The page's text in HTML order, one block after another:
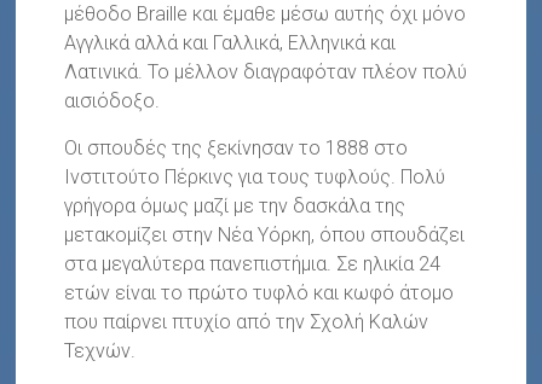
μέθοδο Braille και έμαθε μέσω αυτής όχι μόνο
Αγγλικά αλλά και Γαλλικά, Ελληνικά και
Λατινικά. Το μέλλον διαγραφόταν πλέον πολύ
αισιόδοξο.
Οι σπουδές της ξεκίνησαν το 1888 στο
Ινστιτούτο Πέρκινς για τους τυφλούς. Πολύ
γρήγορα όμως μαζί με την δασκάλα της
μετακομίζει στην Νέα Υόρκη, όπου σπουδάζει
στα μεγαλύτερα πανεπιστήμια. Σε ηλικία 24
ετών είναι το πρώτο τυφλό και κωφό άτομο
που παίρνει πτυχίο από την Σχολή Καλών
Τεχνών.